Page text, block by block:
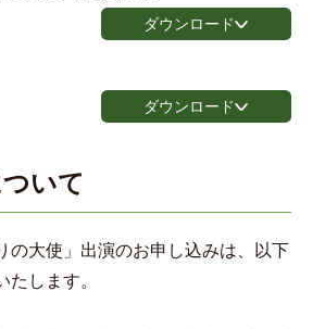
ダウンロード
ダウンロード
いて
の大使」出演のお申し込みは、以下
します。